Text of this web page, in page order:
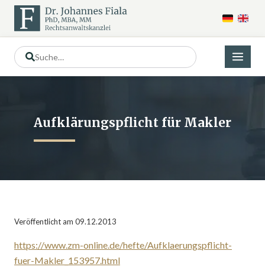
Aufklärungspflicht für Makler
Veröffentlicht am 09.12.2013
https://www.zm-online.de/hefte/Aufklaerungspflicht-
fuer-Makler_153957.html